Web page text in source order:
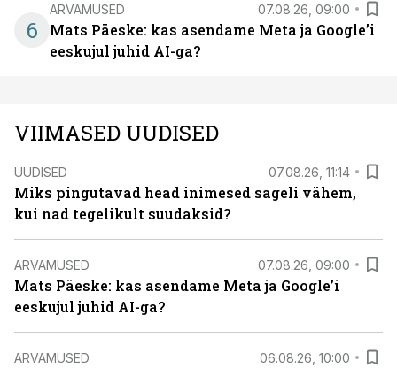
6
ARVAMUSED 07.08.26, 09:00
Mats Päeske: kas asendame Meta ja Google’i
eeskujul juhid AI-ga?
VIIMASED UUDISED
UUDISED 07.08.26, 11:14
Miks pingutavad head inimesed sageli vähem,
kui nad tegelikult suudaksid?
ARVAMUSED 07.08.26, 09:00
Mats Päeske: kas asendame Meta ja Google’i
eeskujul juhid AI-ga?
ARVAMUSED 06.08.26, 10:00